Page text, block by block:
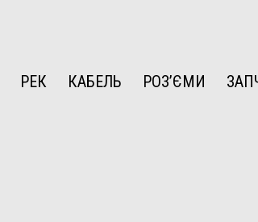
РЕК КАБЕЛЬ РОЗ’ЄМИ